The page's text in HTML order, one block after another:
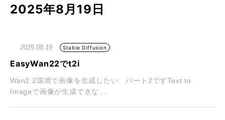
2025年8月19日
2025.08.19 Stable Diffusion
EasyWan22でt2i
Wan2.2環境で画像を生成したい パート2ですText to
Imageで画像が生成できな...